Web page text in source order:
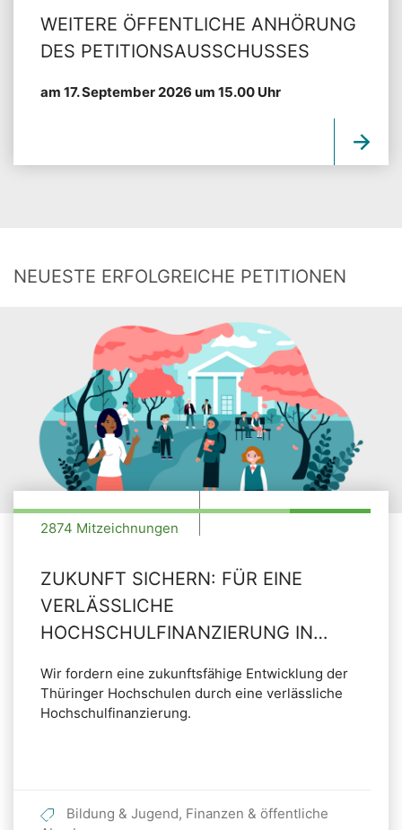
WEITERE ÖFFENTLICHE ANHÖRUNG
DES PETITIONSAUSSCHUSSES
am 17. September 2026 um 15.00 Uhr
NEUESTE ERFOLGREICHE PETITIONEN
2874 Mitzeichnungen
ZUKUNFT SICHERN: FÜR EINE
VERLÄSSLICHE
HOCHSCHULFINANZIERUNG IN
Wir fordern eine zukunftsfähige Entwicklung der
Thüringer Hochschulen durch eine verlässliche
Hochschulfinanzierung.
Bildung & Jugend, Finanzen & öffentliche